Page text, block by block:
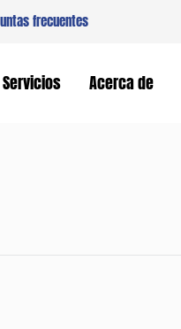
frecuentes
Servicios Acerca de